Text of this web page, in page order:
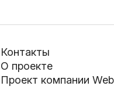
Контакты
О проекте
Проект компании